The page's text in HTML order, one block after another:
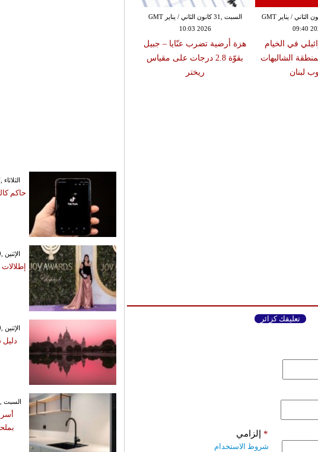
السبت ,31 كانون الثاني / يناير GMT
10:03 2026
هزة أرضية تضرب عنّايا – جبيل
بقوّة 2.8 درجات على مقياس
ريختر
السبت ,31 كانون الثاني / يناير GMT
09:40
في الخيام
الشاليهات
لبنان
تعليقك كزائر
إلزامي *
شروط الاستخدام
GMT 09:21 2026 الثلاثاء ,27 كانون الثاني / يناير
حاكم
GMT 18:07 2026 الإثنين ,19 كانون الثاني / يناير
GMT 17:59 2026 الإثنين ,19 كانون الثاني / يناير
GMT 07:05 2026 السبت ,10 كانون الثاني / يناير